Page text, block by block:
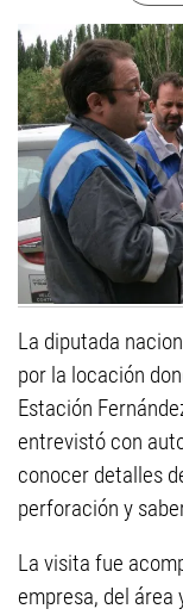
La diputada
por la locación
Estación
entrevistó con
conocer detalles
perforación y
La visita fue
empresa, del área